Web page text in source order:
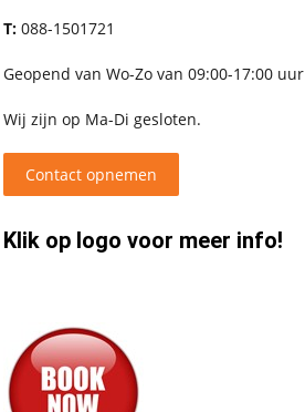
T: 088-1501721
Geopend van Wo-Zo van 09:00-17:00 uur
Wij zijn op Ma-Di gesloten.
Contact opnemen
Klik op logo voor meer info!